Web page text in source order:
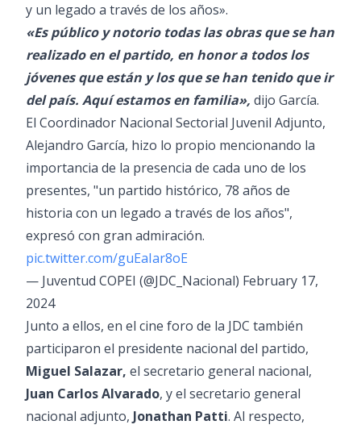
y un legado a través de los años».
«Es público y notorio todas las obras que se han
realizado en el partido, en honor a todos los
jóvenes que están y los que se han tenido que ir
del país. Aquí estamos en familia», dijo García.
El Coordinador Nacional Sectorial Juvenil Adjunto,
Alejandro García, hizo lo propio mencionando la
importancia de la presencia de cada uno de los
presentes, "un partido histórico, 78 años de
historia con un legado a través de los años",
expresó con gran admiración.
pic.twitter.com/guEaIar8oE
— Juventud COPEI (@JDC_Nacional) February 17,
2024
Junto a ellos, en el cine foro de la JDC también
participaron el presidente nacional del partido,
Miguel Salazar, el secretario general nacional,
Juan Carlos Alvarado, y el secretario general
nacional adjunto, Jonathan Patti. Al respecto,